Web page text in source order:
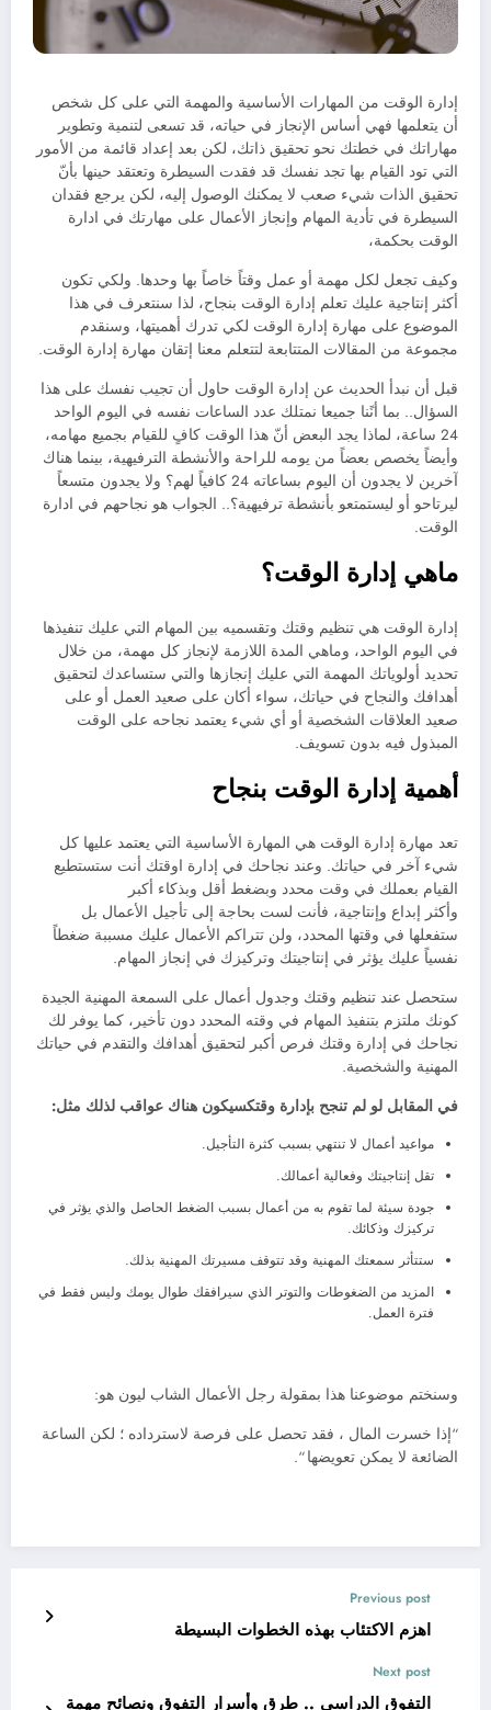
إدارة الوقت من المهارات الأساسية والمهمة التي على كل شخص
أن يتعلمها فهي أساس الإنجاز في حياته، قد تسعى لتنمية وتطوير
مهاراتك في خطتك نحو تحقيق ذاتك، لكن بعد إعداد قائمة من الأمور
التي تود القيام بها تجد نفسك قد فقدت السيطرة وتعتقد حينها بأنّ
تحقيق الذات شيء صعب لا يمكنك الوصول إليه، لكن يرجع فقدان
السيطرة في تأدية المهام وإنجاز الأعمال على مهارتك في ادارة
الوقت بحكمة،
وكيف تجعل لكل مهمة أو عمل وقتاً خاصاً بها وحدها. ولكي تكون
أكثر إنتاجية عليك تعلم إدارة الوقت بنجاح، لذا سنتعرف في هذا
الموضوع على مهارة إدارة الوقت لكي تدرك أهميتها، وسنقدم
مجموعة من المقالات المتتابعة لتتعلم معنا إتقان مهارة إدارة الوقت.
قبل أن نبدأ الحديث عن إدارة الوقت حاول أن تجيب نفسك على هذا
السؤال.. بما أنًنا جميعا نمتلك عدد الساعات نفسه في اليوم الواحد
24 ساعة، لماذا يجد البعض أنّ هذا الوقت كافٍ للقيام بجميع مهامه،
وأيضاً يخصص بعضاً من يومه للراحة والأنشطة الترفيهية، بينما هناك
آخرين لا يجدون أن اليوم بساعاته 24 كافياً لهم؟ ولا يجدون متسعاً
ليرتاحو أو ليستمتعو بأنشطة ترفيهية؟.. الجواب هو نجاحهم في ادارة
الوقت.
ماهي إدارة الوقت؟
إدارة الوقت هي تنظيم وقتك وتقسميه بين المهام التي عليك تنفيذها
في اليوم الواحد، وماهي المدة اللازمة لإنجاز كل مهمة، من خلال
تحديد أولوياتك المهمة التي عليك إنجازها والتي ستساعدك لتحقيق
أهدافك والنجاح في حياتك، سواء أكان على صعيد العمل أو على
صعيد العلاقات الشخصية أو أي شيء يعتمد نجاحه على الوقت
المبذول فيه بدون تسويف.
أهمية إدارة الوقت بنجاح
تعد مهارة إدارة الوقت هي المهارة الأساسية التي يعتمد عليها كل
شيء آخر في حياتك. وعند نجاحك في إدارة اوقتك أنت ستستطيع
القيام بعملك في وقت محدد وبضغط أقل وبذكاء أكبر
وأكثر إبداع وإنتاجية، فأنت لست بحاجة إلى تأجيل الأعمال بل
ستفعلها في وقتها المحدد، ولن تتراكم الأعمال عليك مسببة ضغطاً
نفسياً عليك يؤثر في إنتاجيتك وتركيزك في إنجاز المهام.
ستحصل عند تنظيم وقتك وجدول أعمال على السمعة المهنية الجيدة
كونك ملتزم بتنفيذ المهام في وقته المحدد دون تأخير، كما يوفر لك
نجاحك في إدارة وقتك فرص أكبر لتحقيق أهدافك والتقدم في حياتك
المهنية والشخصية.
في المقابل لو لم تنجح بإدارة وقتكسيكون هناك عواقب لذلك مثل:
مواعيد أعمال لا تنتهي بسبب كثرة التأجيل.
تقل إنتاجيتك وفعالية أعمالك.
جودة سيئة لما تقوم به من أعمال بسبب الضغط الحاصل والذي يؤثر في
تركيزك وذكائك.
ستتأثر سمعتك المهنية وقد تتوقف مسيرتك المهنية بذلك.
المزيد من الضغوطات والتوتر الذي سيرافقك طوال يومك وليس فقط في
فترة العمل.
وسنختم موضوعنا هذا بمقولة رجل الأعمال الشاب ليون هو:
“إذا خسرت المال ، فقد تحصل على فرصة لاسترداده ؛ لكن الساعة
الضائعة لا يمكن تعويضها “.
Previous post
اهزم الاكتئاب بهذه الخطوات البسيطة
Next post
التفوق الدراسي .. طرق وأسرار التفوق ونصائح مهمة